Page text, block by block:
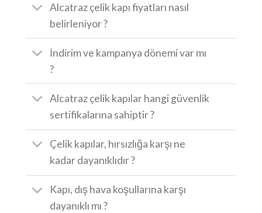
Alcatraz çelik kapı fiyatları nasıl
belirleniyor ?
İndirim ve kampanya dönemi var mı
?
Alcatraz çelik kapılar hangi güvenlik
sertifikalarına sahiptir ?
Çelik kapılar, hırsızlığa karşı ne
kadar dayanıklıdır ?
Kapı, dış hava koşullarına karşı
dayanıklı mı ?